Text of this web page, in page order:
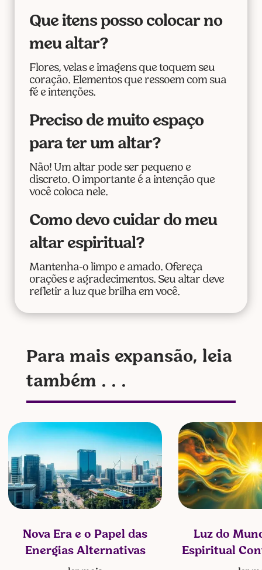
Que itens posso colocar no
meu altar?
Flores, velas e imagens que toquem seu
coração. Elementos que ressoem com sua
fé e intenções.
Preciso de muito espaço
para ter um altar?
Não! Um altar pode ser pequeno e
discreto. O importante é a intenção que
você coloca nele.
Como devo cuidar do meu
altar espiritual?
Mantenha-o limpo e amado. Ofereça
orações e agradecimentos. Seu altar deve
refletir a luz que brilha em você.
Para mais expansão, leia
também . . .
Nova Era e o Papel das
Energias Alternativas
Luz do
Espiritual